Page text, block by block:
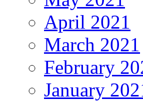
April 2021
March 2021
February
January